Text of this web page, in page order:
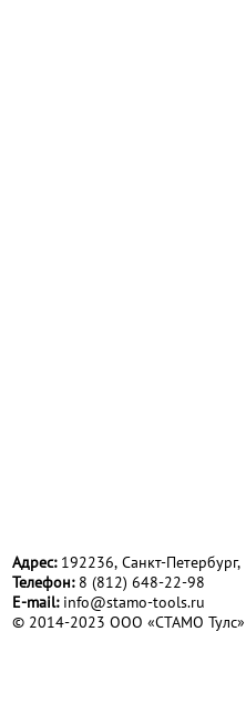
Адрес:192236, Санкт-
Телефон:8 (812) 648-22-98
Е-mail: info@stamo-tools.ru
© 2014-2023 ООО «СТАМО Тулс»